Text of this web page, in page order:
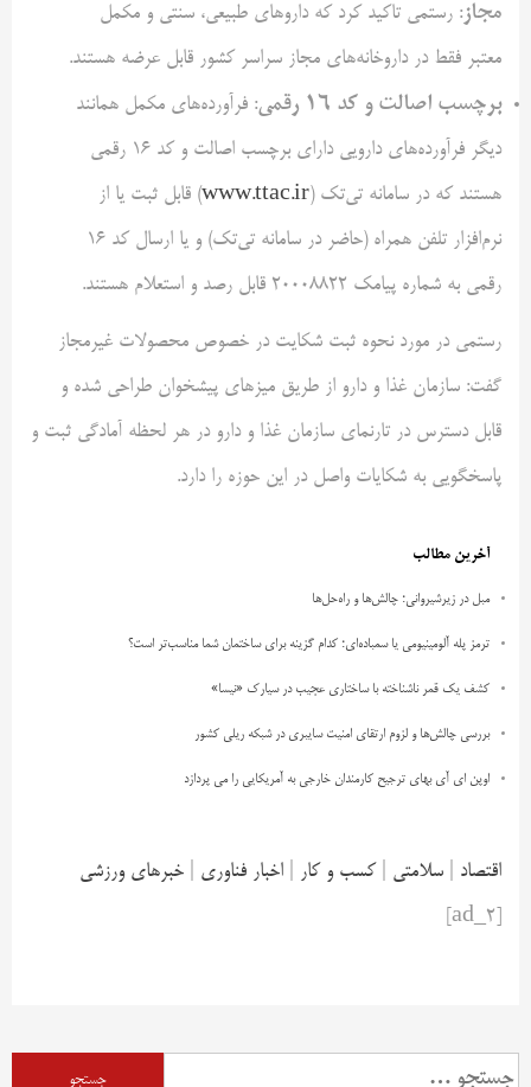
مجاز : رستمی تاکید کرد که داروهای طبیعی، سنتی و مکمل
معتبر فقط در داروخانه‌های مجاز سراسر کشور قابل عرضه هستند.
برچسب اصالت و کد ۱۶ رقمی
: فرآورده‌های مکمل همانند
دیگر فرآورده‌های دارویی دارای برچسب اصالت و کد ۱۶ رقمی
هستند که در سامانه تی‌تک (www.ttac.ir) قابل ثبت یا از
نرم‌افزار تلفن همراه (حاضر در سامانه تی‌تک) و یا ارسال کد ۱۶
رقمی به شماره پیامک ۲۰۰۰۸۸۲۲ قابل رصد و استعلام هستند.
رستمی در مورد نحوه ثبت شکایت در خصوص محصولات غیرمجاز
گفت: سازمان غذا و دارو از طریق میزهای پیشخوان طراحی شده و
قابل دسترس در تارنمای سازمان غذا و دارو در هر لحظه آمادگی ثبت و
پاسخگویی به شکایات واصل در این حوزه را دارد.
آخرین مطالب
مبل در زیرشیروانی؛ چالش‌ها و راه‌حل‌ها
ترمز پله آلومینیومی یا سمباده‌ای؛ کدام گزینه برای ساختمان شما مناسب‌تر است؟
کشف یک قمر ناشناخته با ساختاری عجیب در سیارک «نیسا»
بررسی چالش‌ها و لزوم ارتقای امنیت سایبری در شبکه ریلی کشور
اوپن ای آی بهای ترجیح کارمندان خارجی به آمریکایی را می پردازد
اقتصاد سلامتی کسب و کار اخبار فناوری
خبرهای ورزشی